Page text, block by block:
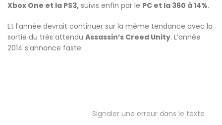
Xbox One et la PS3, suivis enfin par le PC et la 360 à 14%.
Et l’année devrait continuer sur la même tendance avec la
sortie du très attendu Assassin’s Creed Unity. L’année
2014 s’annonce faste.
Signaler une erreur dans le texte